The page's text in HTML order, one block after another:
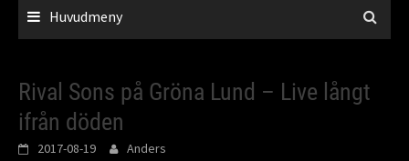
Huvudmeny
Rival Sons på Gröna Lund – Live långt
ifrån döden
2017-08-19 Anders